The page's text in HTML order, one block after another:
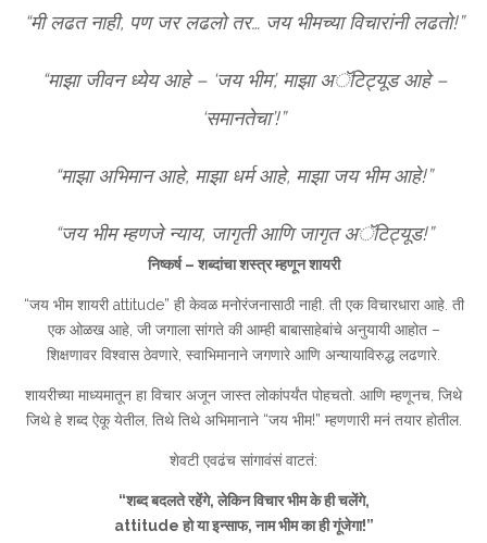
“मी लढत नाही, पण जर लढलो तर… जय भीमच्या विचारांनी लढतो!”
“माझा जीवन ध्येय आहे – ‘जय भीम’, माझा अॅटिट्यूड आहे –
‘समानतेचा’!”
“माझा अभिमान आहे, माझा धर्म आहे, माझा जय भीम आहे!”
“जय भीम म्हणजे न्याय, जागृती आणि जागृत अॅटिट्यूड!”
निष्कर्ष – शब्दांचा शस्त्र म्हणून शायरी
“जय भीम शायरी attitude” ही केवळ मनोरंजनासाठी नाही. ती एक विचारधारा आहे. ती
एक ओळख आहे, जी जगाला सांगते की आम्ही बाबासाहेबांचे अनुयायी आहोत –
शिक्षणावर विश्वास ठेवणारे, स्वाभिमानाने जगणारे आणि अन्यायाविरुद्ध लढणारे.
शायरीच्या माध्यमातून हा विचार अजून जास्त लोकांपर्यंत पोहचतो. आणि म्हणूनच, जिथे
जिथे हे शब्द ऐकू येतील, तिथे तिथे अभिमानाने “जय भीम!” म्हणणारी मनं तयार होतील.
शेवटी एवढंच सांगावंसं वाटतं:
“शब्द बदलते रहेंगे, लेकिन विचार भीम के ही चलेंगे,
attitude हो या इन्साफ, नाम भीम का ही गूंजेगा!”